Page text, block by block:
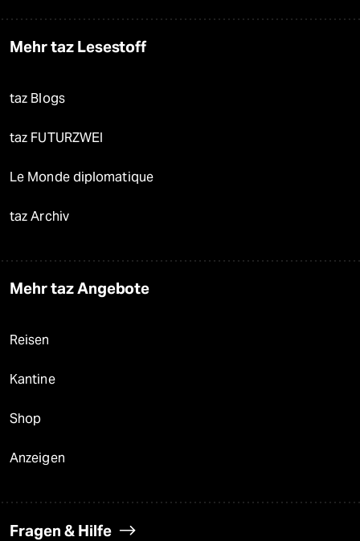
Mehr taz Lesestoff
taz Blogs
taz FUTURZWEI
Le Monde diplomatique
taz Archiv
Mehr taz Angebote
Reisen
Kantine
Shop
Anzeigen
Fragen & Hilfe